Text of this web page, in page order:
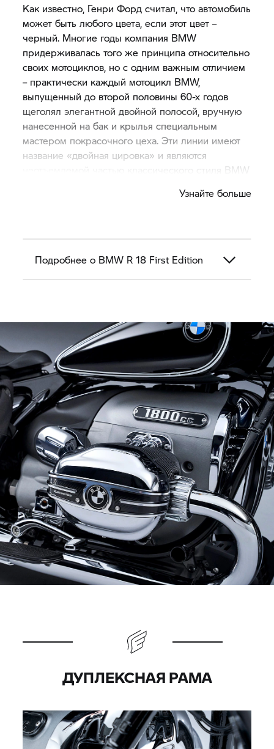
Как известно, Генри Форд считал, что автомобиль
может быть любого цвета, если этот цвет –
черный. Многие годы компания BMW
придерживалась того же принципа относительно
своих мотоциклов, но с одним важным отличием
– практически каждый мотоцикл BMW,
выпущенный до второй половины 60-х годов
щеголял элегантной двойной полосой, вручную
нанесенной на бак и крылья специальным
мастером покрасочного цеха. Эти линии имеют
название «двойная цировка» и являются
неотъемлемой частью классического стиля BMW
Узнайте больше
Подробнее о BMW R 18 First Edition
ДУПЛЕКСНАЯ РАМА